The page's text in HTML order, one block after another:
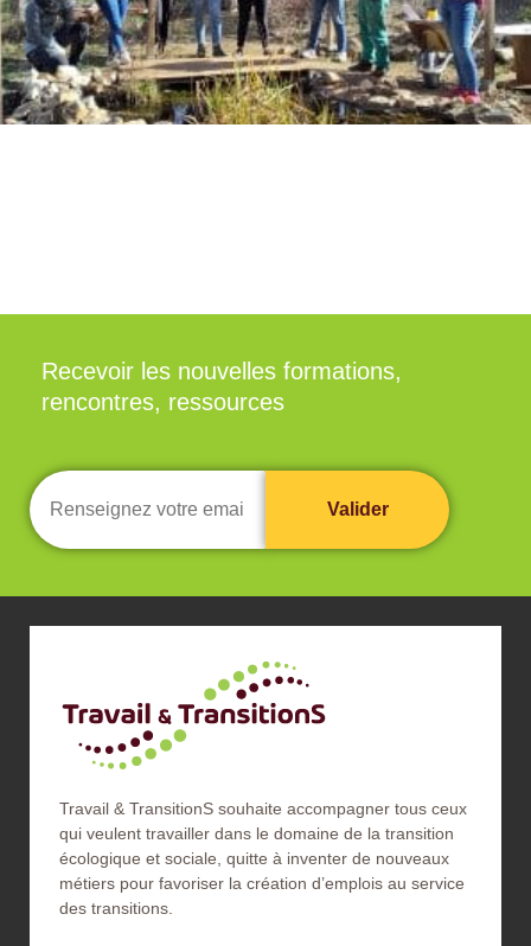
Recevoir les nouvelles formations,
rencontres, ressources
Travail & TransitionS souhaite accompagner tous ceux
qui veulent travailler dans le domaine de la transition
écologique et sociale, quitte à inventer de nouveaux
métiers pour favoriser la création d’emplois au service
des transitions.